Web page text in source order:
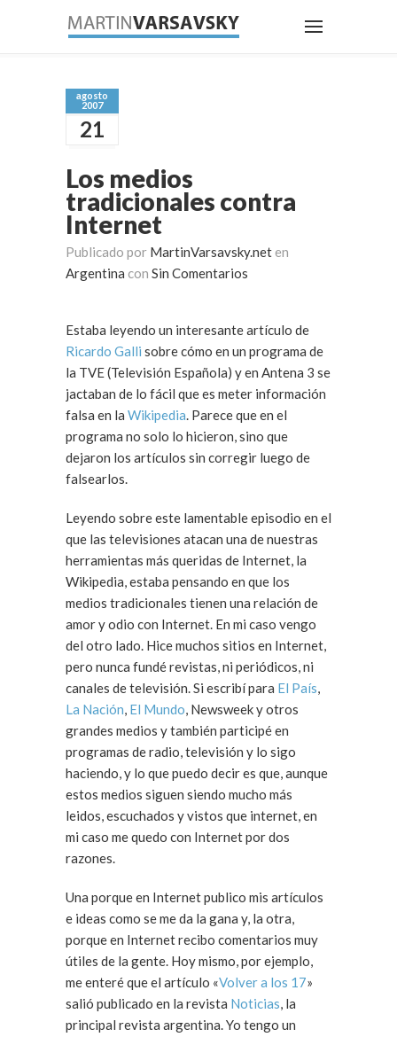
agosto
2007
21
Los medios
tradicionales contra
Internet
Publicado por MartinVarsavsky.net en
Argentina con Sin Comentarios
Estaba leyendo un interesante artículo de
Ricardo Galli sobre cómo en un programa de
la TVE (Televisión Española) y en Antena 3 se
jactaban de lo fácil que es meter información
falsa en la Wikipedia. Parece que en el
programa no solo lo hicieron, sino que
dejaron los artículos sin corregir luego de
falsearlos.
Leyendo sobre este lamentable episodio en el
que las televisiones atacan una de nuestras
herramientas más queridas de Internet, la
Wikipedia, estaba pensando en que los
medios tradicionales tienen una relación de
amor y odio con Internet. En mi caso vengo
del otro lado. Hice muchos sitios en Internet,
pero nunca fundé revistas, ni periódicos, ni
canales de televisión. Si escribí para El País,
La Nación, El Mundo, Newsweek y otros
grandes medios y también participé en
programas de radio, televisión y lo sigo
haciendo, y lo que puedo decir es que, aunque
estos medios siguen siendo mucho más
leidos, escuchados y vistos que internet, en
mi caso me quedo con Internet por dos
razones.
Una porque en Internet publico mis artículos
e ideas como se me da la gana y, la otra,
porque en Internet recibo comentarios muy
útiles de la gente. Hoy mismo, por ejemplo,
me enteré que el artículo «Volver a los 17»
salió publicado en la revista Noticias, la
principal revista argentina. Yo tengo un